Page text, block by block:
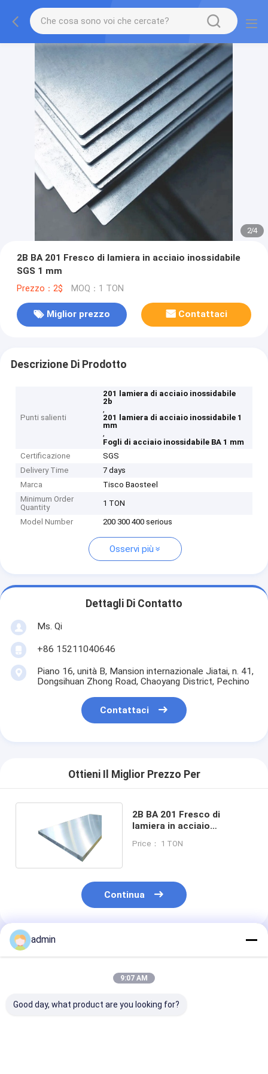
2/4
2B BA 201 Fresco di lamiera in acciaio inossidabile
SGS 1 mm
Prezzo：2$ MOQ：1 TON
Miglior prezzo Contattaci
Descrizione Di Prodotto
Punti salienti
201 lamiera di acciaio inossidabile
2b
,
201 lamiera di acciaio inossidabile 1
mm
,
Fogli di acciaio inossidabile BA 1 mm
Certificazione
SGS
Delivery Time
7 days
Marca
Tisco Baosteel
Minimum Order
Quantity
1 TON
Model Number 200 300 400 serious
Osservi più
Dettagli Di Contatto
Ms. Qi
+86 15211040646
Piano 16, unità B, Mansion internazionale Jiatai, n. 41,
Dongsihuan Zhong Road, Chaoyang District, Pechino
Contattaci
Ottieni Il Miglior Prezzo Per
2B BA 201 Fresco di
lamiera in acciaio
Price： 1 TON
Continua
Prodotti Raccomandati
admin
9:07 AM
Good day, what product are you looking for?